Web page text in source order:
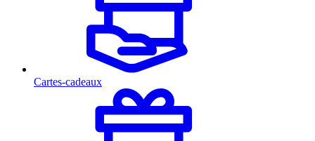
Cartes-cadeaux